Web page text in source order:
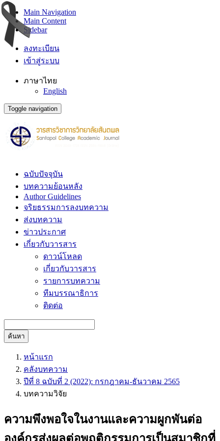
Main Navigation
Main Content
Sidebar
ลงทะเบียน
เข้าสู่ระบบ
ภาษาไทย
English
Toggle navigation
ฉบับปัจจุบัน
บทความย้อนหลัง
Author Guidelines
จริยธรรมการลงบทความ
ส่งบทความ
ข่าวประกาศ
เกี่ยวกับวารสาร
ดาวน์โหลด
เกี่ยวกับวารสาร
รายการบทความ
ทีมบรรณาธิการ
ติดต่อ
ค้นหา
หน้าแรก
คลังบทความ
ปีที่ 8 ฉบับที่ 2 (2022): กรกฎาคม-ธันวาคม 2565
บทความวิจัย
ความพึงพอใจในงานและความผูกพันต่อ